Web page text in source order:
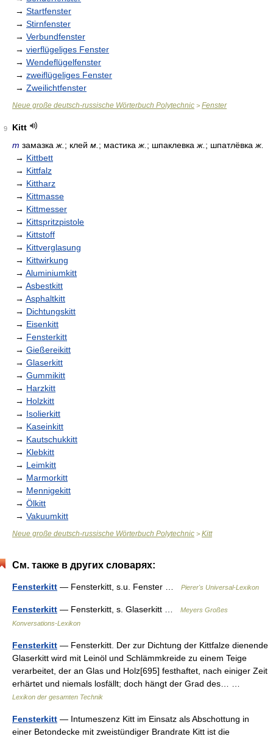
→ Startfenster
→ Stirnfenster
→ Verbundfenster
→ vierflügeliges Fenster
→ Wendeflügelfenster
→ zweiflügeliges Fenster
→ Zweilichtfenster
Neue große deutsch-russische Wörterbuch Polytechnic > Fenster
9
Kitt
m замазка ж. ; клей м. ; мастика ж. ; шпаклевка ж. ; шпатлёвка ж.
→ Kittbett
→ Kittfalz
→ Kittharz
→ Kittmasse
→ Kittmesser
→ Kittspritzpistole
→ Kittstoff
→ Kittverglasung
→ Kittwirkung
→ Aluminiumkitt
→ Asbestkitt
→ Asphaltkitt
→ Dichtungskitt
→ Eisenkitt
→ Fensterkitt
→ Gießereikitt
→ Glaserkitt
→ Gummikitt
→ Harzkitt
→ Holzkitt
→ Isolierkitt
→ Kaseinkitt
→ Kautschukkitt
→ Klebkitt
→ Leimkitt
→ Marmorkitt
→ Mennigekitt
→ Ölkitt
→ Vakuumkitt
Neue große deutsch-russische Wörterbuch Polytechnic > Kitt
См. также в других словарях:
Fensterkitt — Fensterkitt, s.u. Fenster … Pierer's Universal-Lexikon
Fensterkitt — Fensterkitt, s. Glaserkitt …
Meyers Großes
Konversations-Lexikon
Fensterkitt — Fensterkitt. Der zur Dichtung der Kittfalze dienende
Glaserkitt wird mit Leinöl und Schlämmkreide zu einem Teige
verarbeitet, der an Glas und Holz[695] festhaftet, nach einiger Zeit
erhärtet und niemals losfällt; doch hängt der Grad des… …
Lexikon der gesamten Technik
Fensterkitt — Intumeszenz Kitt im Einsatz als Abschottung in
einer Betondecke mit zweistündiger Brandrate Kitt ist die